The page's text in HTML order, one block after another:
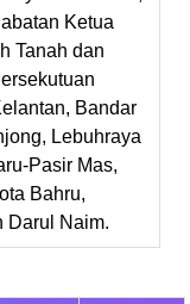
Ketua
Tanah dan
Bandar
Lebuhraya
Pasir Mas,
Bahru,
Darul Naim.